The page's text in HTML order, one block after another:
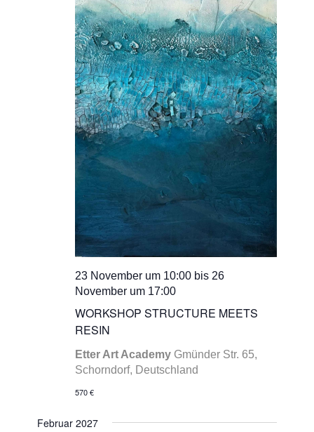
WORKSHOP STRUCTURE MEETS
RESIN
23 November um 10:00 bis 26
November um 17:00
Etter Art Academy Gmünder Str. 65,
Schorndorf, Deutschland
570 €
Februar 2027